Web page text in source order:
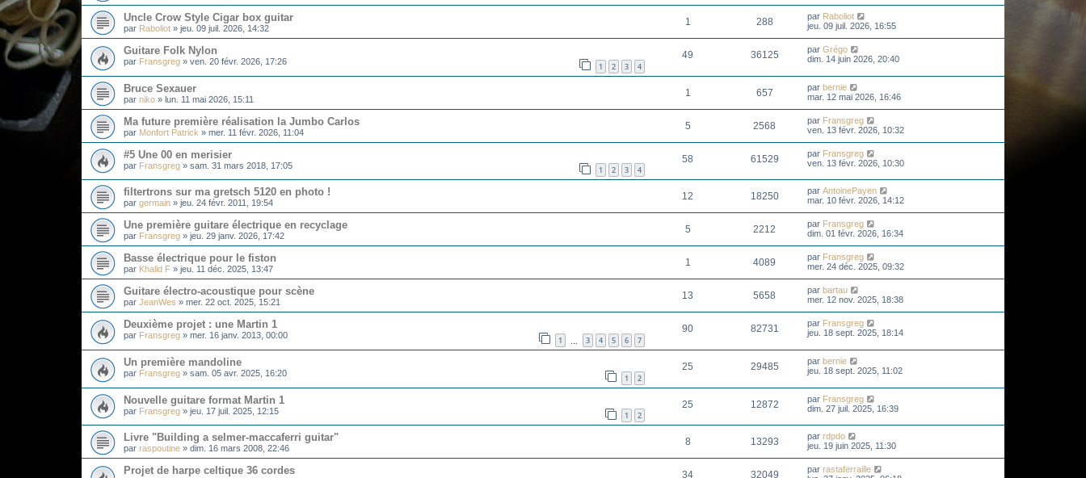
Uncle Crow Style Cigar box guitar
par Raboliot » jeu. 09 juil. 2026, 14:32
1 288 par Raboliot
jeu. 09 juil. 2026, 16:55
Guitare Folk Nylon
par Fransgreg » ven. 20 févr. 2026, 17:26 1 2 3 4
49 36125 par Grégo
dim. 14 juin 2026, 20:40
Bruce Sexauer
par niko » lun. 11 mai 2026, 15:11
1 657 par bernie
mar. 12 mai 2026, 16:46
Ma future première réalisation la Jumbo Carlos
par Monfort Patrick » mer. 11 févr. 2026, 11:04
5 2568 par Fransgreg
ven. 13 févr. 2026, 10:32
#5 Une 00 en merisier
par Fransgreg » sam. 31 mars 2018, 17:05 1 2 3 4
58 61529 par Fransgreg
ven. 13 févr. 2026, 10:30
filtertrons sur ma gretsch 5120 en photo !
par germain » jeu. 24 févr. 2011, 19:54
12 18250 par AntoinePayen
mar. 10 févr. 2026, 14:12
Une première guitare électrique en recyclage
par Fransgreg » jeu. 29 janv. 2026, 17:42
5 2212 par Fransgreg
dim. 01 févr. 2026, 16:34
Basse électrique pour le fiston
par Khalid F » jeu. 11 déc. 2025, 13:47
1 4089 par Fransgreg
mer. 24 déc. 2025, 09:32
Guitare électro-acoustique pour scène
par JeanWes » mer. 22 oct. 2025, 15:21
13 5658 par bartau
mer. 12 nov. 2025, 18:38
Deuxième projet : une Martin 1
par Fransgreg » mer. 16 janv. 2013, 00:00 1 3 4 5 6 7
90 82731 par Fransgreg
jeu. 18 sept. 2025, 18:14
Un première mandoline
par Fransgreg » sam. 05 avr. 2025, 16:20 1 2
25 29485 par bernie
jeu. 18 sept. 2025, 11:02
Nouvelle guitare format Martin 1
par Fransgreg » jeu. 17 juil. 2025, 12:15 1 2
25 12872 par Fransgreg
dim. 27 juil. 2025, 16:39
Livre "Building a selmer-maccaferri guitar"
par raspoutine » dim. 16 mars 2008, 22:46
8 13293 par rdpdo
jeu. 19 juin 2025, 11:30
Projet de harpe celtique 36 cordes 34 32049 par rastaferraille